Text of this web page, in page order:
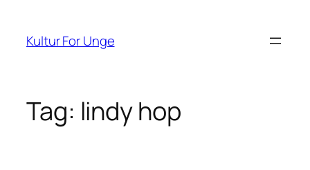
indhold
Kultur For Unge
Tag: lindy hop